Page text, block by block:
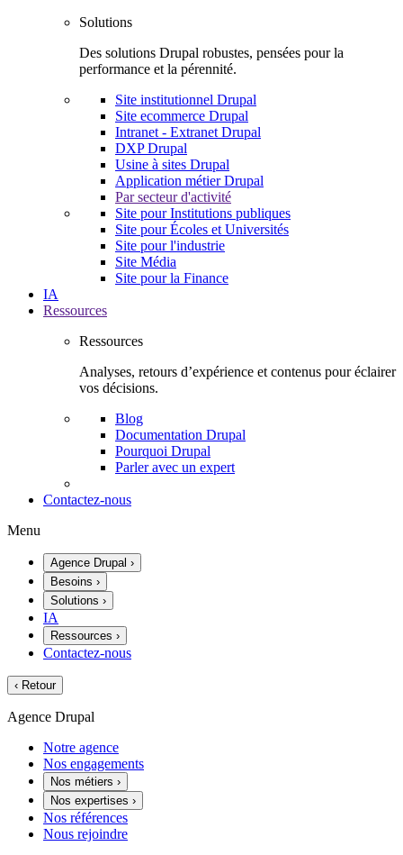
Solutions
Des solutions Drupal robustes, pensées pour la
performance et la pérennité.
Site institutionnel Drupal
Site ecommerce Drupal
Intranet - Extranet Drupal
DXP Drupal
Usine à sites Drupal
Application métier Drupal
Par secteur d'activité
Site pour Institutions publiques
Site pour Écoles et Universités
Site pour l'industrie
Site Média
Site pour la Finance
IA
Ressources
Ressources
Analyses, retours d’expérience et contenus pour éclairer
vos décisions.
Blog
Documentation Drupal
Pourquoi Drupal
Parler avec un expert
Contactez-nous
Menu
Agence Drupal ›
Besoins ›
Solutions ›
IA
Ressources ›
Contactez-nous
‹ Retour
Agence Drupal
Notre agence
Nos engagements
Nos métiers ›
Nos expertises ›
Nos références
Nous rejoindre